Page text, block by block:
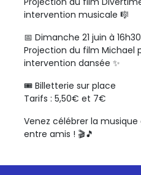
intervention musicale 🎼
📅 Dimanche 21 juin à
Projection du film Michael
intervention dansée ✨
🎟️ Billetterie sur place
Tarifs : 5,50€ et 7€
Venez célébrer la
entre amis ! 🎬🎵